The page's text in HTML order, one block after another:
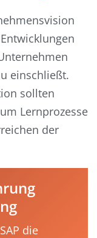
einschließt.
sollten
Lernprozesse
der
die